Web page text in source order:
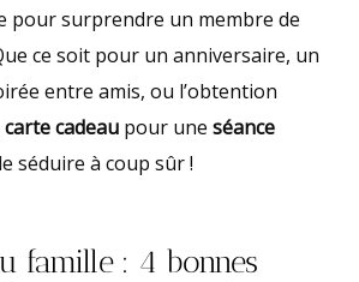
pour surprendre un membre de
ce soit pour un anniversaire, un
entre amis, ou l’obtention
carte cadeau pour uneséance
séduire à coup sûr !
famille : 4 bonnes